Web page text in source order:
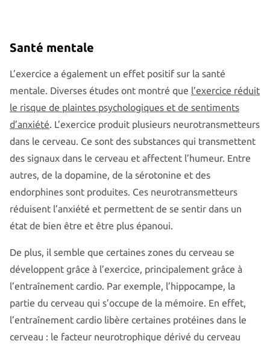
Santé mentale
L’exercice a également un effet positif sur la santé
mentale. Diverses études ont montré que l’exercice réduit
le risque de plaintes psychologiques et de sentiments
d’anxiété . L’exercice produit plusieurs neurotransmetteurs
dans le cerveau. Ce sont des substances qui transmettent
des signaux dans le cerveau et affectent l’humeur. Entre
autres, de la dopamine, de la sérotonine et des
endorphines sont produites. Ces neurotransmetteurs
réduisent l’anxiété et permettent de se sentir dans un
état de bien être et être plus épanoui.
De plus, il semble que certaines zones du cerveau se
développent grâce à l’exercice, principalement grâce à
l’entraînement cardio. Par exemple, l’hippocampe, la
partie du cerveau qui s’occupe de la mémoire. En effet,
l’entraînement cardio libère certaines protéines dans le
cerveau : le facteur neurotrophique dérivé du cerveau